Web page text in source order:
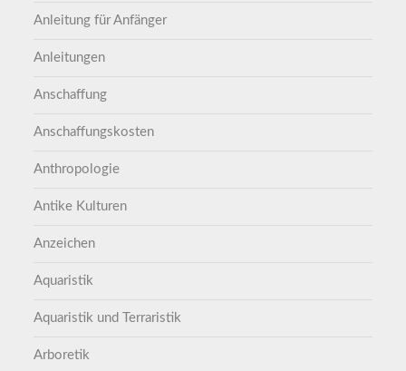
Anleitung für Anfänger
Anleitungen
Anschaffung
Anschaffungskosten
Anthropologie
Antike Kulturen
Anzeichen
Aquaristik
Aquaristik und Terraristik
Arboretik